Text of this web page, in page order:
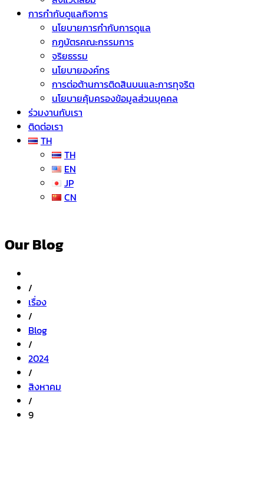
การกำกับดูแลกิจการ
นโยบายการกำกับการดูแล
กฏบัตรคณะกรรมการ
จริยธรรม
นโยบายองค์กร
การต่อต้านการติดสินบนและการทุจริต
นโยบายคุ้มครองข้อมูลส่วนบุคคล
ร่วมงานกับเรา
ติดต่อเรา
TH
TH
EN
JP
CN
Our Blog
/
เรื่อง
/
Blog
/
2024
/
สิงหาคม
/
9